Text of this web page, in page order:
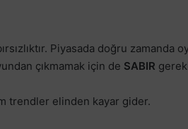
Piyasada doğru zamanda
çıkmamak için de SABIR
trendler elinden kayar gider.